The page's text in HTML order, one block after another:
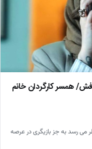
همسر کارگردان خانم
می رسد به جز بازیگری در عرصه